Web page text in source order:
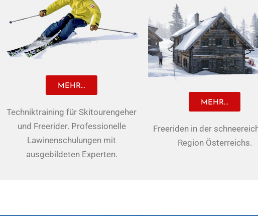
MEHR...
Techniktraining für Skitourengeher
und Freerider. Professionelle
Lawinenschulungen mit
ausgebildeten Experten.
MEHR...
Freeriden in der
Region Österreichs.